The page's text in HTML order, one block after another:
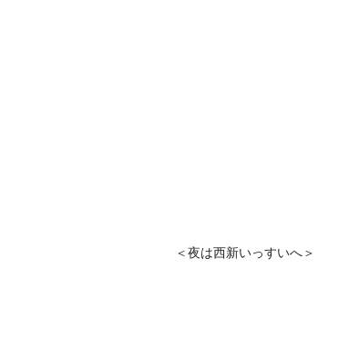
＜夜は西新いっすいへ＞